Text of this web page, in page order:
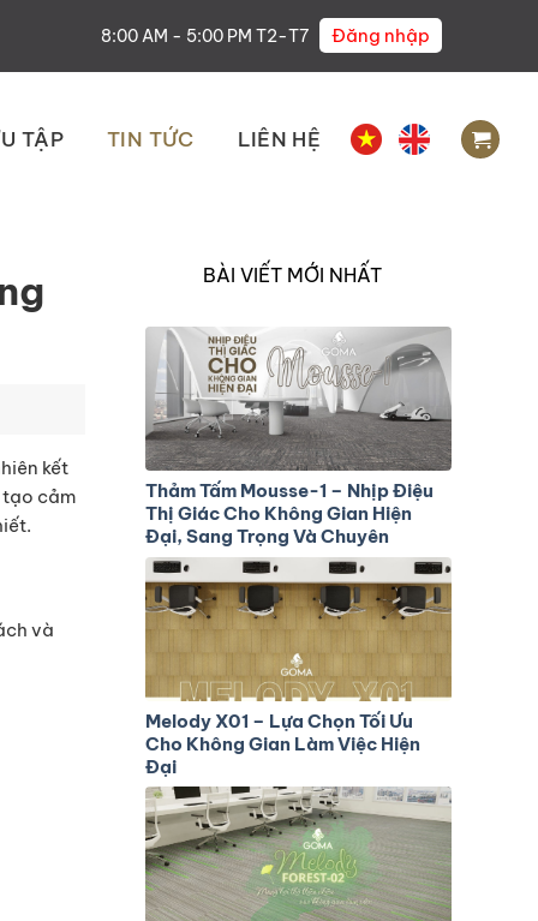
8:00 AM - 5:00 PM T2-T7 Đăng nhập
TẬP TIN TỨC LIÊN HỆ
kết
tạo cảm
và
BÀI VIẾT MỚI NHẤT
Thảm Tấm Mousse-1 – Nhịp Điệu
Thị Giác Cho Không Gian Hiện
Đại, Sang Trọng Và Chuyên
Nghiệp
Melody X01 – Lựa Chọn Tối Ưu
Cho Không Gian Làm Việc Hiện
Đại